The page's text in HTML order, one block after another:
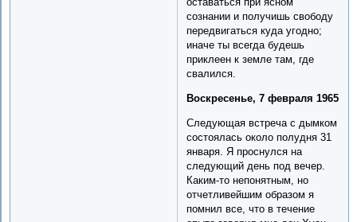
сознании и получишь свободу
передвигаться куда угодно;
иначе ты всегда будешь
приклеен к земле там, где
свалился.
Воскресенье, 7 февраля 1965
Следующая встреча с дымком
состоялась около полудня 31
января. Я проснулся на
следующий день под вечер.
Каким-то непонятным, но
отчетливейшим образом я
помнил все, что в течение